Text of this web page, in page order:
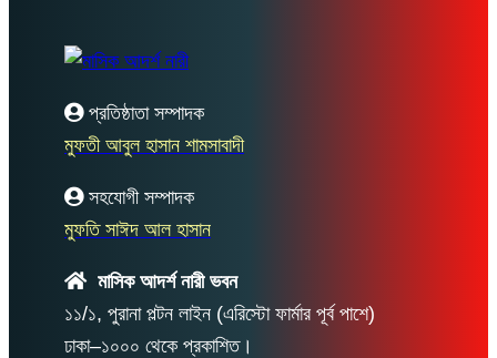
প্রতিষ্ঠাতা সম্পাদক
মুফতী আবুল হাসান শামসাবাদী
সহযোগী সম্পাদক
মুফতি সাঈদ আল হাসান
মাসিক আদর্শ নারী ভবন
১১/১, পুরানা পল্টন লাইন (এরিস্টো ফার্মার পূর্ব পাশে)
ঢাকা–১০০০ থেকে প্রকাশিত।